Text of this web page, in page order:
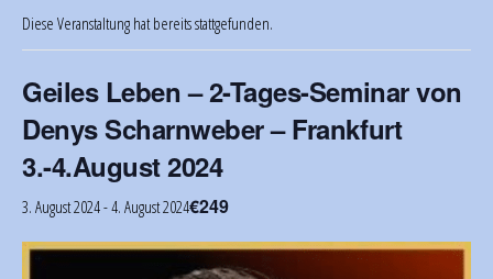
Diese Veranstaltung hat bereits stattgefunden.
Geiles Leben – 2-Tages-Seminar von
Denys Scharnweber – Frankfurt
3.-4.August 2024
3. August 2024-4. August 2024€249